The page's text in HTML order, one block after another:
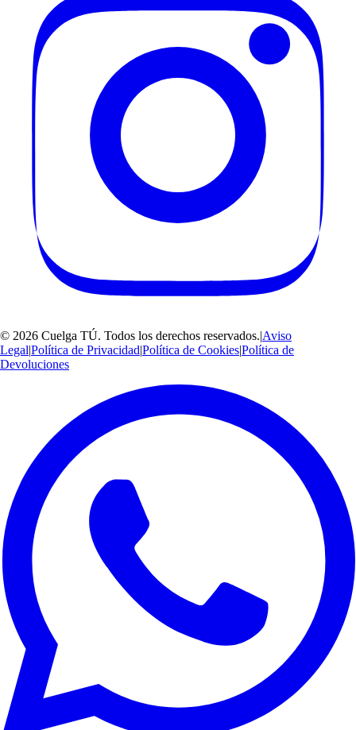
© 2026 Cuelga TÚ. Todos los derechos reservados.|Aviso
Legal|Política de Privacidad|Política de Cookies|Política de
Devoluciones